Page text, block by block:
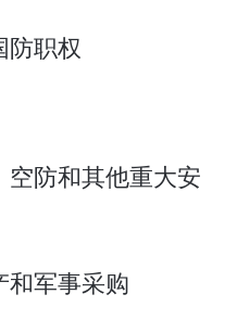
职权
防和其他重大安
军事采购